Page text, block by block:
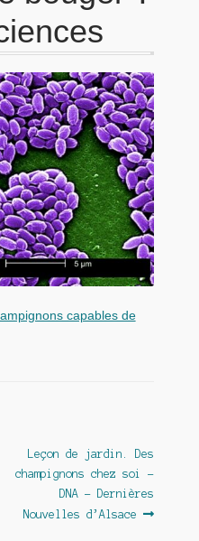
capables de
Article
suivant :
Leçon de jardin. Des
champignons chez soi –
DNA – Dernières
Nouvelles d’Alsace